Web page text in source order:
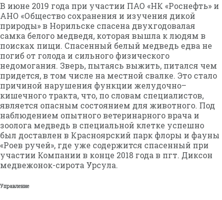
В июне 2019 года при участии ПАО «НК «Роснефть» и
АНО «Общество сохранения и изучения дикой
природы» в Норильске спасена двухгодовалая
самка белого медведя, которая вышла к людям в
поисках пищи. Спасенный белый медведь едва не
погиб от голода и сильного физического
недомогания. Зверь, пытаясь выжить, питался чем
придется, в том числе на местной свалке. Это стало
причиной нарушения функции желудочно–
кишечного тракта, что, по словам специалистов,
является опасным состоянием для животного. Под
наблюдением опытного ветеринарного врача и
зоолога медведь в специальной клетке успешно
был доставлен в Красноярский парк флоры и фауны
«Роев ручей», где уже содержится спасенный при
участии Компании в конце 2018 года в пгт. Диксон
медвежонок-сирота Урсула.
Управление